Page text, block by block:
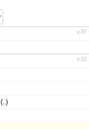
v.31
v.32
(..)